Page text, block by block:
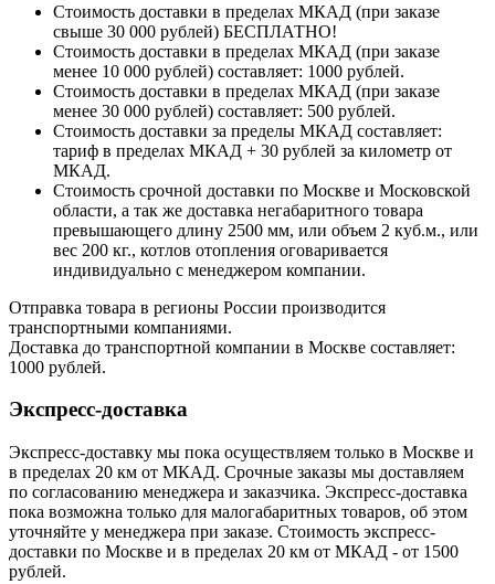
Стоимость доставки в пределах МКАД (при заказе
свыше 30 000 рублей) БЕСПЛАТНО!
Стоимость доставки в пределах МКАД (при заказе
менее 10 000 рублей) составляет: 1000 рублей.
Стоимость доставки в пределах МКАД (при заказе
менее 30 000 рублей) составляет: 500 рублей.
Стоимость доставки за пределы МКАД составляет:
тариф в пределах МКАД + 30 рублей за километр от
МКАД.
Стоимость срочной доставки по Москве и Московской
области, а так же доставка негабаритного товара
превышающего длину 2500 мм, или объем 2 куб.м., или
вес 200 кг., котлов отопления оговаривается
индивидуально с менеджером компании.
Отправка товара в регионы России производится
транспортными компаниями.
Доставка до транспортной компании в Москве составляет:
1000 рублей.
Экспресс-доставка
Экспресс-доставку мы пока осуществляем только в Москве и
в пределах 20 км от МКАД. Срочные заказы мы доставляем
по согласованию менеджера и заказчика. Экспресс-доставка
пока возможна только для малогабаритных товаров, об этом
уточняйте у менеджера при заказе. Стоимость экспресс-
доставки по Москве и в пределах 20 км от МКАД - от 1500
рублей.